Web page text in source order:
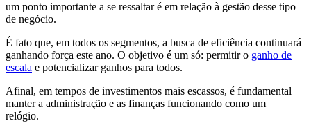
um ponto importante a se ressaltar é em relação à gestão desse tipo
de negócio.
É fato que, em todos os segmentos, a busca de eficiência continuará
ganhando força este ano. O objetivo é um só: permitir o ganho de
escala e potencializar ganhos para todos.
Afinal, em tempos de investimentos mais escassos, é fundamental
manter a administração e as finanças funcionando como um
relógio.